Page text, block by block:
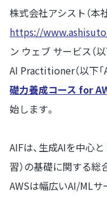
株式会社アシスト（本
https://
ン ウェブ サービス（
AI Practitioner（以下「
礎力養成コース for
始します。
AIFは、生成AIを中心と
習）の基礎に関する総
AWSは幅広いAI/MLサ